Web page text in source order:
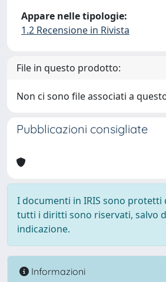
Appare nelle tipologie:
1.2 Recensione in Rivista
File in questo prodotto:
Non ci sono file associati a
Pubblicazioni consigliate
I documenti in IRIS sono protetti
tutti i diritti sono riservati, salvo
indicazione.
Informazioni